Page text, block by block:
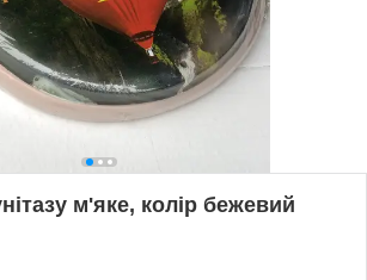
м'яке, колір бежевий